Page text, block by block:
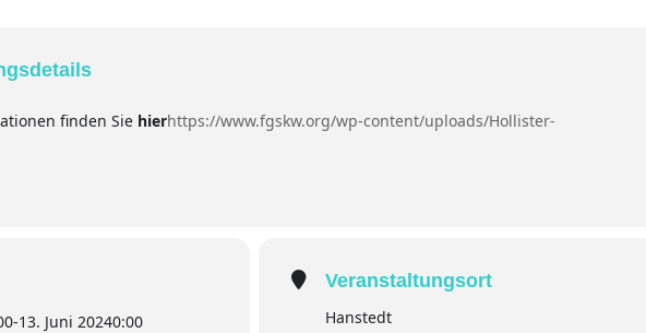
finden Sie hierhttps://www.fgskw.org/wp-content/uploads/Hollister-
-13. Juni 20240:00
Veranstaltungsort
Hanstedt